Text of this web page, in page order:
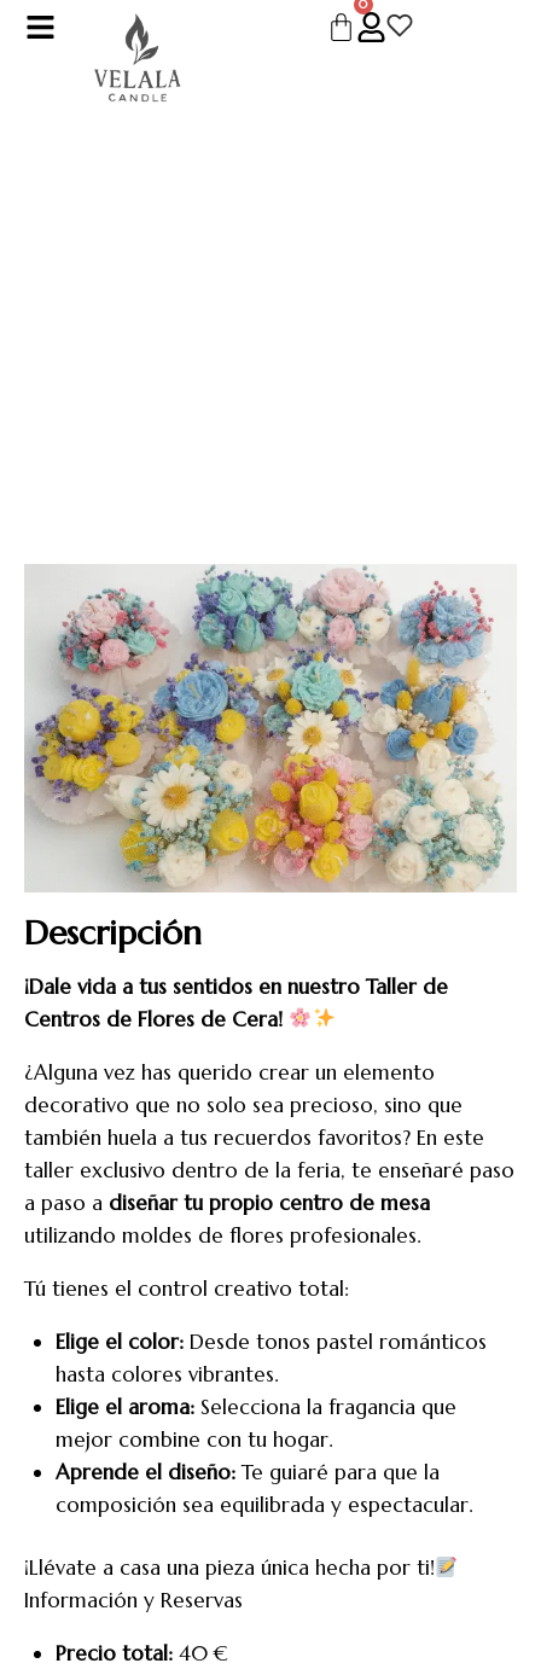
0
Descripción
¡Dale vida a tus sentidos en nuestro Taller de
Centros de Flores de Cera!
¿Alguna vez has querido crear un elemento
decorativo que no solo sea precioso, sino que
también huela a tus recuerdos favoritos? En este
taller exclusivo dentro de la feria, te enseñaré paso
a paso a diseñar tu propio centro de mesa
utilizando moldes de flores profesionales.
Tú tienes el control creativo total:
Elige el color:Desde tonos pastel románticos
hasta colores vibrantes.
Elige el aroma:Selecciona la fragancia que
mejor combine con tu hogar.
Aprende el diseño:Te guiaré para que la
composición sea equilibrada y espectacular.
¡Llévate a casa una pieza única hecha por ti!
Información y Reservas
Precio total:40 €